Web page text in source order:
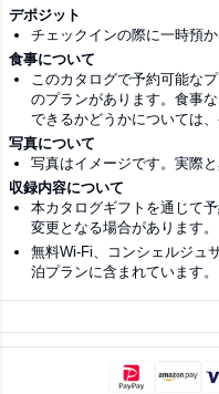
デポジット
チェックインの際に一時預
食事について
このカタログで予約可能な
のプランがあります。食事
できるかどうかについては
写真について
写真はイメージです。実際
収録内容について
本カタログギフトを通じて
変更となる場合があります。
無料Wi-Fi、コンシェルジュ
泊プランに含まれています。